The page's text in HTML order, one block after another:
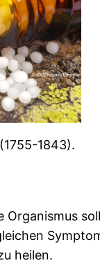
1843).
heilen.